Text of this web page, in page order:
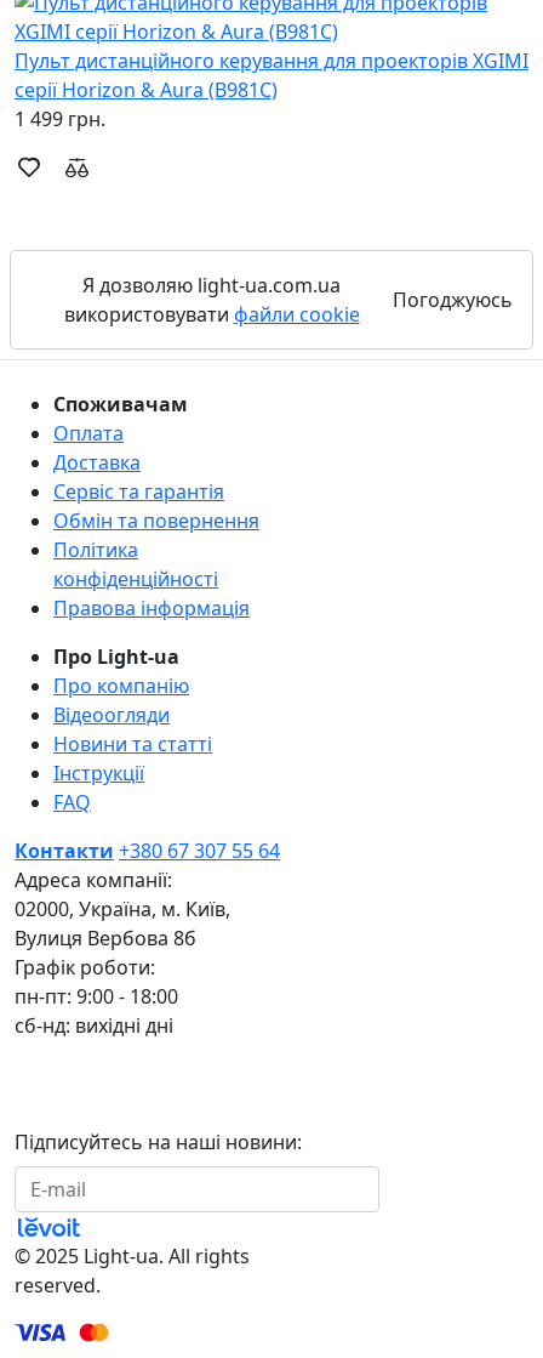
Пульт дистанційного керування для проекторів XGIMI
серії Horizon & Aura (B981C)
1 499 грн.
Я дозволяю light-ua.com.ua
використовувати файли cookie
Погоджуюсь
Споживачам
Оплата
Доставка
Сервіс та гарантія
Обмін та повернення
Політика
конфіденційності
Правова інформація
Про Light-ua
Про компанію
Відеоогляди
Новини та статті
Інструкції
FAQ
Контакти +380 67 307 55 64
Адреса компанії:
02000, Україна, м. Київ,
Вулиця Вербова 8б
Графік роботи:
пн-пт: 9:00 - 18:00
сб-нд: вихідні дні
Підписуйтесь на наші новини:
© 2025 Light-ua. All rights
reserved.